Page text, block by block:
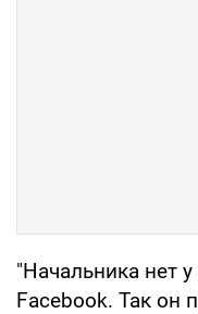
"Начальника нет
Facebook. Так он